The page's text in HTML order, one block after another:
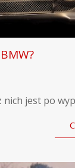
nich jest po